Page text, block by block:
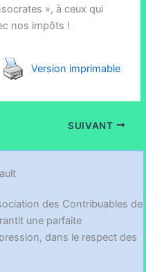
», à ceux qui
nos impôts !
Version imprimable
SUIVANT
des Contribuables de
une parfaite
dans le respect des